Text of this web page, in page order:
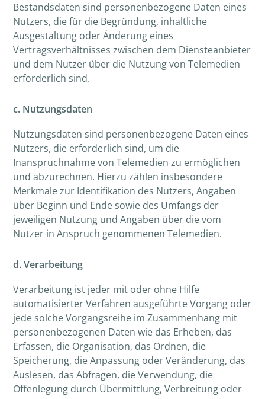
Bestandsdaten sind personenbezogene Daten eines
Nutzers, die für die Begründung, inhaltliche
Ausgestaltung oder Änderung eines
Vertragsverhältnisses zwischen dem Diensteanbieter
und dem Nutzer über die Nutzung von Telemedien
erforderlich sind.
c. Nutzungsdaten
Nutzungsdaten sind personenbezogene Daten eines
Nutzers, die erforderlich sind, um die
Inanspruchnahme von Telemedien zu ermöglichen
und abzurechnen. Hierzu zählen insbesondere
Merkmale zur Identifikation des Nutzers, Angaben
über Beginn und Ende sowie des Umfangs der
jeweiligen Nutzung und Angaben über die vom
Nutzer in Anspruch genommenen Telemedien.
d. Verarbeitung
Verarbeitung ist jeder mit oder ohne Hilfe
automatisierter Verfahren ausgeführte Vorgang oder
jede solche Vorgangsreihe im Zusammenhang mit
personenbezogenen Daten wie das Erheben, das
Erfassen, die Organisation, das Ordnen, die
Speicherung, die Anpassung oder Veränderung, das
Auslesen, das Abfragen, die Verwendung, die
Offenlegung durch Übermittlung, Verbreitung oder